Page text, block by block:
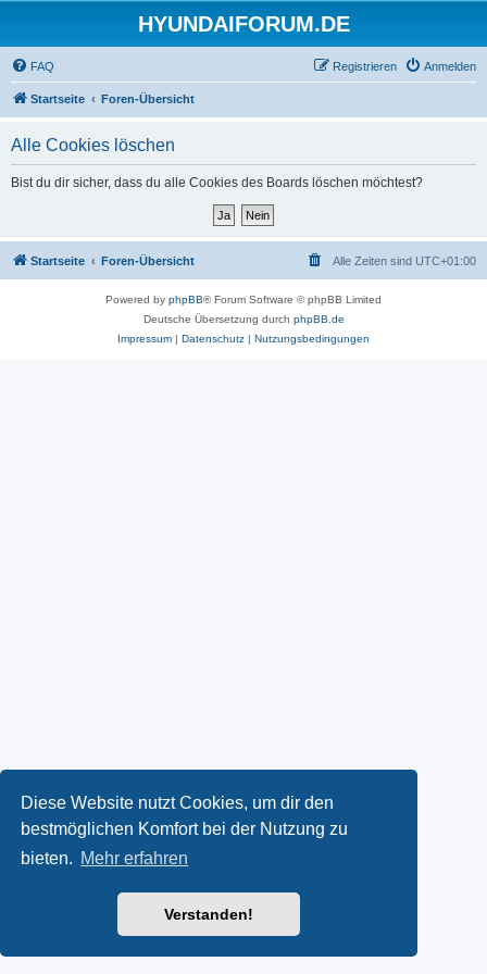
Diese Website nutzt Cookies, um dir den
bestmöglichen Komfort bei der Nutzung zu
bieten. Mehr erfahren
Verstanden!
HYUNDAIFORUM.DE
FAQ Anmelden
Registrieren
Startseite Foren-Übersicht
Alle Cookies löschen
Bist du dir sicher, dass du alle Cookies des Boards löschen möchtest?
Startseite Foren-Übersicht Alle Zeiten sind UTC+01:00
Powered by phpBB® Forum Software © phpBB Limited
Deutsche Übersetzung durch phpBB.de
Impressum | Datenschutz | Nutzungsbedingungen